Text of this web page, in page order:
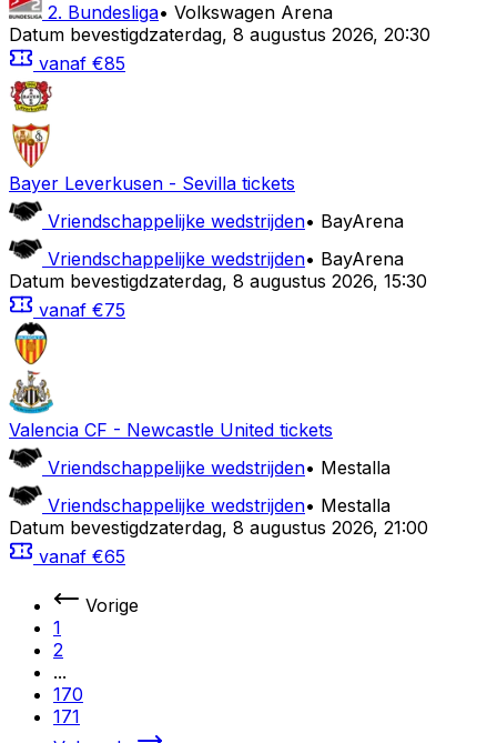
2. Bundesliga• Volkswagen Arena
Datum bevestigdzaterdag, 8 augustus 2026, 20:30
vanaf €85
Bayer Leverkusen - Sevilla tickets
Vriendschappelijke wedstrijden• BayArena
Vriendschappelijke wedstrijden• BayArena
Datum bevestigdzaterdag, 8 augustus 2026, 15:30
vanaf €75
Valencia CF - Newcastle United tickets
Vriendschappelijke wedstrijden• Mestalla
Vriendschappelijke wedstrijden• Mestalla
Datum bevestigdzaterdag, 8 augustus 2026, 21:00
vanaf €65
Vorige
1
2
...
170
171